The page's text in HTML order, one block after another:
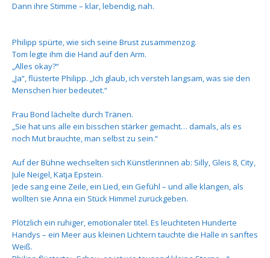
Dann ihre Stimme – klar, lebendig, nah.
Philipp spürte, wie sich seine Brust zusammenzog.
Tom legte ihm die Hand auf den Arm.
„Alles okay?“
„Ja“, flüsterte Philipp. „Ich glaub, ich versteh langsam, was sie den
Menschen hier bedeutet.“
Frau Bond lächelte durch Tränen.
„Sie hat uns alle ein bisschen stärker gemacht… damals, als es
noch Mut brauchte, man selbst zu sein.“
Auf der Bühne wechselten sich Künstlerinnen ab: Silly, Gleis 8, City,
Jule Neigel, Katja Epstein.
Jede sang eine Zeile, ein Lied, ein Gefühl – und alle klangen, als
wollten sie Anna ein Stück Himmel zurückgeben.
Plötzlich ein ruhiger, emotionaler titel. Es leuchteten Hunderte
Handys – ein Meer aus kleinen Lichtern tauchte die Halle in sanftes
Weiß.